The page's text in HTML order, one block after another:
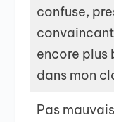
confuse,
encore plus
dans mon
Pas